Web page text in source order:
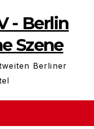
- Berlin
Szene
Berliner